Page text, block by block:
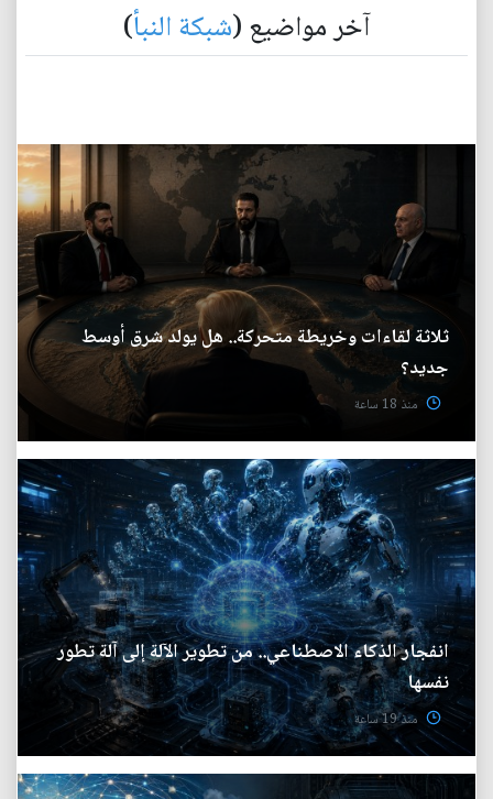
آخر مواضيع (شبكة النبأ)
ثلاثة لقاءات وخريطة متحركة.. هل يولد شرق أوسط
جديد؟
منذ 18 ساعة
انفجار الذكاء الاصطناعي.. من تطوير الآلة إلى آلة تطور
نفسها
منذ 19 ساعة